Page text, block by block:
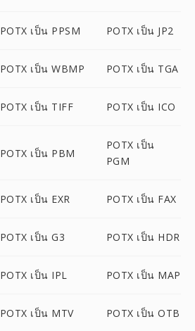
POTX เป็น PPSM POTX เป็น JP2
POTX เป็น WBMP POTX เป็น TGA
POTX เป็น TIFF POTX เป็น ICO
POTX เป็น PBM
POTX เป็น
PGM
POTX เป็น EXR POTX เป็น FAX
POTX เป็น G3 POTX เป็น HDR
POTX เป็น IPL POTX เป็น MAP
POTX เป็น MTV POTX เป็น OTB